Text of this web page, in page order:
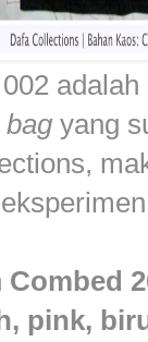
bag yang
Combed
pink,